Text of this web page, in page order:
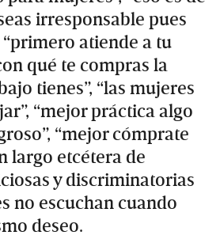
irresponsable pues
“primero atiende a tu
qué te compras la
tienes”, “las mujeres
“mejor práctica algo
“mejor cómprate
largo etcétera de
y discriminatorias
no escuchan cuando
deseo.